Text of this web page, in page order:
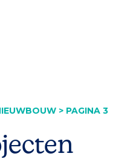
> PAGINA 3